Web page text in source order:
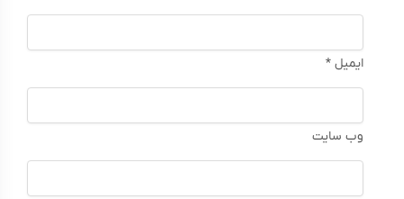
ایمیل *
وب‌ سایت